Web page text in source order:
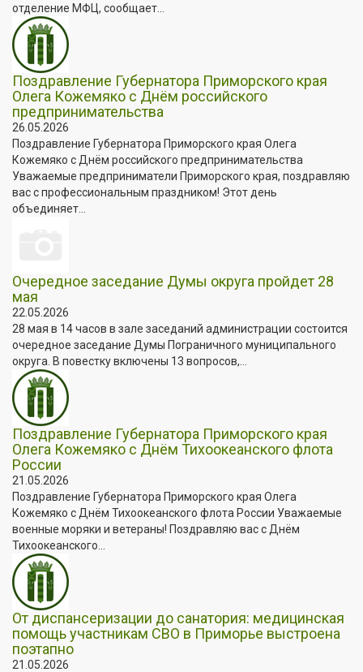
отделение МФЦ, сообщает...
Поздравление Губернатора Приморского края
Олега Кожемяко с Днём российского
предпринимательства
26.05.2026
Поздравление Губернатора Приморского края Олега
Кожемяко с Днём российского предпринимательства
Уважаемые предприниматели Приморского края, поздравляю
вас с профессиональным праздником! Этот день
объединяет...
Очередное заседание Думы округа пройдет 28
мая
22.05.2026
28 мая в 14 часов в зале заседаний администрации состоится
очередное заседание Думы Пограничного муниципального
округа. В повестку включены 13 вопросов,...
Поздравление Губернатора Приморского края
Олега Кожемяко с Днём Тихоокеанского флота
России
21.05.2026
Поздравление Губернатора Приморского края Олега
Кожемяко с Днём Тихоокеанского флота России Уважаемые
военные моряки и ветераны! Поздравляю вас с Днём
Тихоокеанского...
От диспансеризации до санатория: медицинская
помощь участникам СВО в Приморье выстроена
поэтапно
21.05.2026